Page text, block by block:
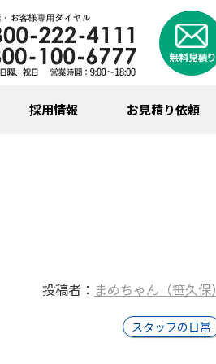
採用情報 お見積り依頼
投稿者： まめちゃん（笹久保）
スタッフの日常